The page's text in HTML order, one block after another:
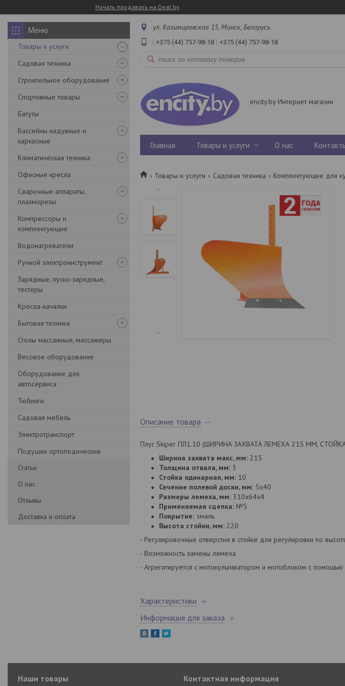
Начать продавать на Deal.by
Товары и услуги
Садовая техника
Строительное оборудование
Спортивные товары
Батуты
Бассейны надувные и
каркасные
Климатическая техника
Офисные кресла
Сварочные аппараты,
плазморезы
Компрессоры и
комплектующие
Водонагреватели
Ручной электроинструмент
Зарядные, пуско-зарядные,
тестеры
Кресла-качалки
Бытовая техника
Столы массажные, массажеры
Весовое оборудование
Оборудование для
автосервиса
Тюбинги
Садовая мебель
Электротранспорт
Подушки ортопедические
Статьи
О нас
Отзывы
Доставка и оплата
ул. Казимировская 15, Минск, Беларусь
+375 (44) 757-98-18 +375 (44) 757-98-18
encity.by Интернет магазин
Главная Товары и услуги О нас
Товары и услуги Садовая техника Комплектующие для
Описание товара
Плуг Skiper ПЛ1.10 (ШИРИНА ЗАХВАТА ЛЕМЕХА 215 ММ,
Ширина захвата макс, мм: 215
Толщина отвала, мм: 3
Стойка одинарная, мм: 10
Сечение полевой доски, мм: 5х40
Размеры лемеха, мм: 310х64х4
Применяемая сцепка: №5
Покрытие: эмаль
Высота стойки, мм: 220
- Регулировочные отверстия в стойке для регулировки по
- Возможность замены лемеха
- Агрегатируется с мотокультиватором и мотоблоком с помощью
Характеристики
Информация для заказа
Наши товары Контактная информация